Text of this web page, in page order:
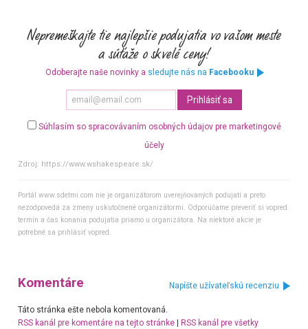
Odoberajte naše novinky a sledujte nás na Facebooku
Súhlasím so spracovávaním osobných údajov pre marketingové
účely
Zdroj: https://www.wshakespeare.sk/
Portál www.sdetmi.com nie je organizátorom uverejňovaných podujatí a preto
nezodpovedá za zmeny uskutočnené organizátormi. Odporúčame preveriť si vopred
termín a čas konania podujatia priamo u organizátora. Na niektoré akcie je
potrebné sa prihlásiť vopred.
Komentáre Napíšte užívateľskú recenziu
Táto stránka ešte nebola komentovaná.
RSS kanál pre komentáre na tejto stránke|
RSS kanál pre všetky